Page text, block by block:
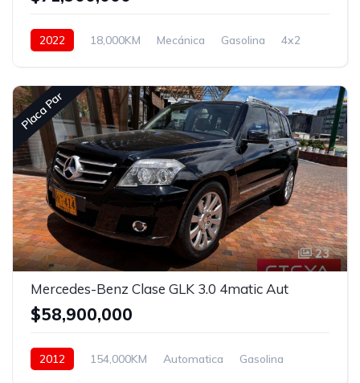
2022 18,000KM Mecánica Gasolina 4x2
Placa Par
23
Mercedes-Benz Clase GLK 3.0 4matic Aut
$58,900,000
2012 154,000KM Automatica
Gasolina